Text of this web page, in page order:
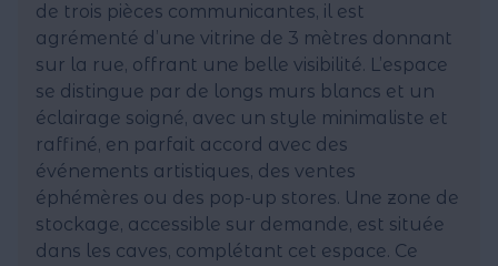
de trois pièces communicantes, il est
agrémenté d’une vitrine de 3 mètres donnant
sur la rue, offrant une belle visibilité. L’espace
se distingue par de longs murs blancs et un
éclairage soigné, avec un style minimaliste et
raffiné, en parfait accord avec des
événements artistiques, des ventes
éphémères ou des pop-up stores. Une zone de
stockage, accessible sur demande, est située
dans les caves, complétant cet espace. Ce